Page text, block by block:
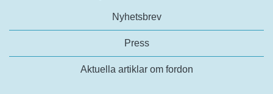
Nyhetsbrev
Press
Aktuella artiklar om fordon